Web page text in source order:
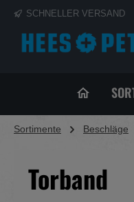
Zur
SCHNELLER VERSAND
Sortimente Beschläge
Torband